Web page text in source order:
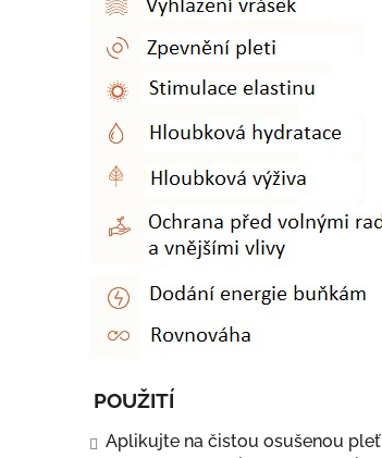
POUŽITÍ
Aplikujte na čistou osušenou pleť